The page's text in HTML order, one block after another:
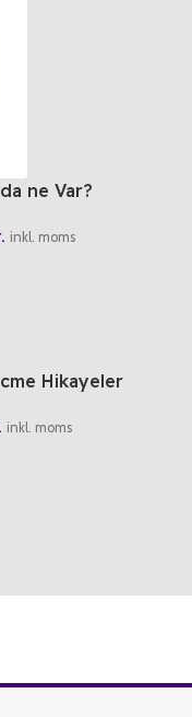
ne Var?
inkl. moms
Hikayeler
inkl. moms